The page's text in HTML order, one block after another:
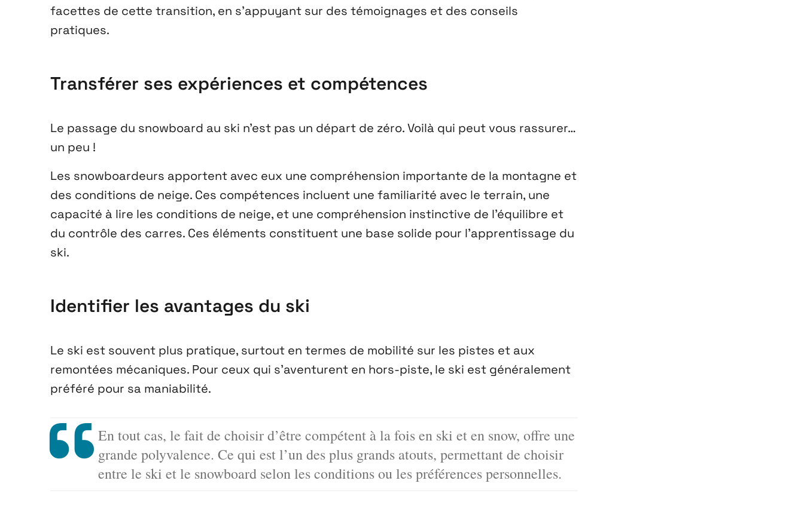
facettes de cette transition, en s’appuyant sur des témoignages et des conseils
pratiques.
Transférer ses expériences et compétences
Le passage du snowboard au ski n’est pas un départ de zéro. Voilà qui peut vous rassurer…
un peu !
Les snowboardeurs apportent avec eux une compréhension importante de la montagne et
des conditions de neige. Ces compétences incluent une familiarité avec le terrain, une
capacité à lire les conditions de neige, et une compréhension instinctive de l’équilibre et
du contrôle des carres. Ces éléments constituent une base solide pour l’apprentissage du
ski.
Identifier les avantages du ski
Le ski est souvent plus pratique, surtout en termes de mobilité sur les pistes et aux
remontées mécaniques. Pour ceux qui s’aventurent en hors-piste, le ski est généralement
préféré pour sa maniabilité.
En tout cas, le fait de choisir d’être compétent à la fois en ski et en snow, offre une
grande polyvalence. Ce qui est l’un des plus grands atouts, permettant de choisir
entre le ski et le snowboard selon les conditions ou les préférences personnelles.